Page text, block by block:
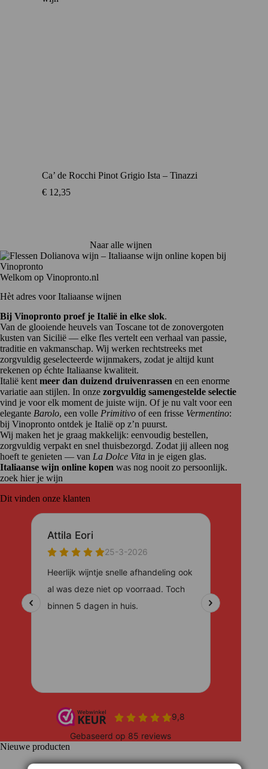
Ca’ de Rocchi Pinot Grigio Ista – Tinazzi
€ 12,35
Naar alle wijnen
Welkom op Vinopronto.nl
Hèt adres voor Italiaanse wijnen
Bij Vinopronto proef je Italië in elke slok.
Van de glooiende heuvels van Toscane tot de zonovergoten
kusten van Sicilië — elke fles vertelt een verhaal van passie,
traditie en vakmanschap. Wij werken rechtstreeks met
zorgvuldig geselecteerde wijnmakers, zodat je altijd kunt
rekenen op échte Italiaanse kwaliteit.
Italië kent meer dan duizend druivenrassen en een enorme
variatie aan stijlen. In onze zorgvuldig samengestelde selectie
vind je voor elk moment de juiste wijn. Of je nu valt voor een
elegante Barolo, een volle Primitivo of een frisse Vermentino:
bij Vinopronto ontdek je Italië op z’n puurst.
Wij maken het je graag makkelijk: eenvoudig bestellen,
zorgvuldig verpakt en snel thuisbezorgd. Zodat jij alleen nog
hoeft te genieten — van La Dolce Vita in je eigen glas.
Italiaanse wijn online kopen was nog nooit zo persoonlijk.
zoek hier je wijn
Dit vinden onze klanten
Nieuwe producten